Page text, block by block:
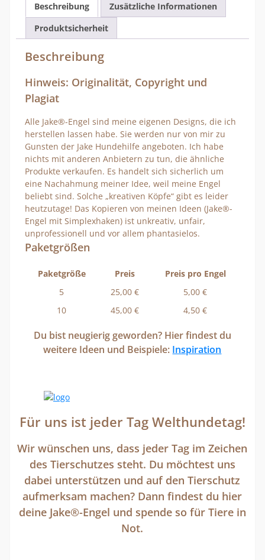
Beschreibung
Zusätzliche Informationen
Produktsicherheit
Beschreibung
Hinweis: Originalität, Copyright und
Plagiat
Alle Jake®-Engel sind meine eigenen Designs, die ich
herstellen lassen habe. Sie werden nur von mir zu
Gunsten der Jake Hundehilfe angeboten. Ich habe
nichts mit anderen Anbietern zu tun, die ähnliche
Produkte verkaufen. Es handelt sich sicherlich um
eine Nachahmung meiner Idee, weil meine Engel
beliebt sind. Solche „kreativen Köpfe“ gibt es leider
heutzutage! Das Kopieren von meinen Ideen (Jake®-
Engel mit Simplexhaken) ist unkreativ, unfair,
unprofessionell und vor allem phantasielos.
Paketgrößen
Paketgröße Preis
Preis pro Engel
5
25,00 €
5,00 €
10
45,00 € 4,50 €
Du bist neugierig geworden? Hier findest du
weitere Ideen und Beispiele: Inspiration
Für uns ist jeder Tag Welthundetag!
Wir wünschen uns, dass jeder Tag im Zeichen
des Tierschutzes steht. Du möchtest uns
dabei unterstützen und auf den Tierschutz
aufmerksam machen? Dann findest du hier
deine Jake®-Engel und spende so für Tiere in
Not.